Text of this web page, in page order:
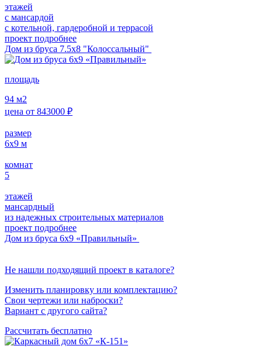
этажей
с мансардой
с котельной, гардеробной и террасой
проект подробнее
Дом из бруса 7.5х8 "Колоссальный"
площадь
94 м2
цена от 843000 ₽
размер
6х9 м
комнат
5
этажей
мансардный
из надежных строительных материалов
проект подробнее
Дом из бруса 6х9 «Правильный»
Не нашли подходящий проект в каталоге?
Изменить планировку или комплектацию?
Свои чертежи или наброски?
Вариант с другого сайта?
Рассчитать бесплатно